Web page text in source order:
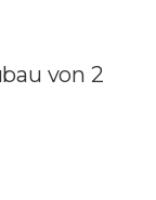
von 2